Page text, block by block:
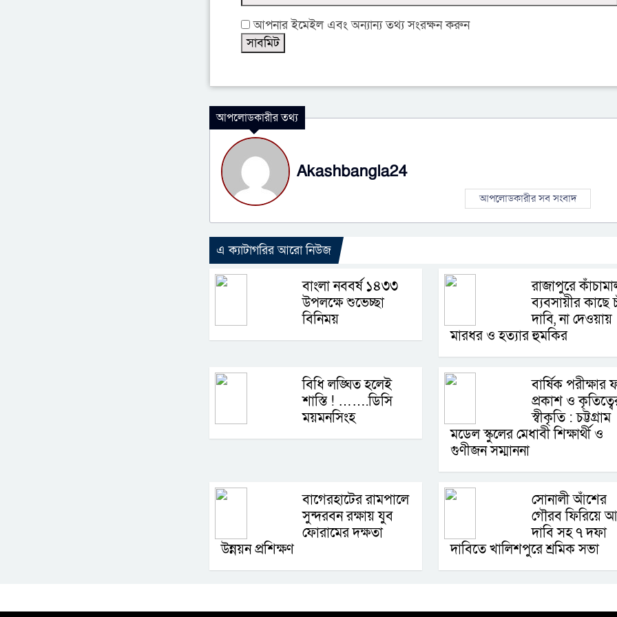
আপনার ইমেইল এবং অন্যান্য তথ্য সংরক্ষন করুন
আপলোডকারীর তথ্য
Akashbangla24
আপলোডকারীর সব সংবাদ
এ ক্যাটাগরির আরো নিউজ
বাংলা নববর্ষ ১৪৩৩
উপলক্ষে শুভেচ্ছা
বিনিময়
রাজাপুরে
ব্যবসায়ীর কাছে
দাবি, না দেওয়ায়
মারধর ও হত্যার হুমকির
বিধি লঙ্ঘিত হলেই
শাস্তি ! …….ডিসি
ময়মনসিংহ
বার্ষিক পরীক্ষার
প্রকাশ ও
স্বীকৃতি : চট্টগ্রাম
মডেল স্কুলের মেধাবী শিক্ষার্থী ও
গুণীজন সম্মাননা
বাগেরহাটের রামপালে
সুন্দরবন রক্ষায় যুব
ফোরামের দক্ষতা
উন্নয়ন প্রশিক্ষণ
সোনালী আঁশের
গৌরব ফিরিয়ে
দাবি সহ ৭ দফা
দাবিতে খালিশপুরে শ্রমিক সভা